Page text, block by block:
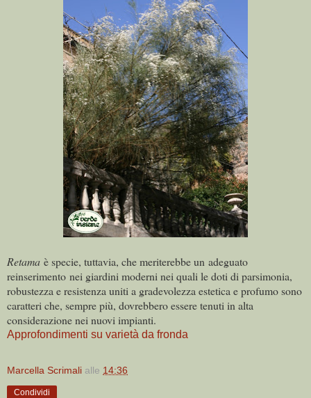
Retama è specie, tuttavia, che meriterebbe un adeguato
reinserimento nei giardini moderni nei quali le doti di parsimonia,
robustezza e resistenza uniti a gradevolezza estetica e profumo sono
caratteri che, sempre più, dovrebbero essere tenuti in alta
considerazione nei nuovi impianti.
Approfondimenti su varietà da fronda
Marcella Scrimali alle 14:36
Condividi